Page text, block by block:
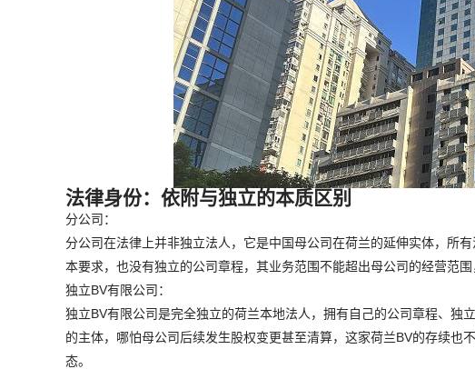
法律身份：依附与独立的本质区别
分公司：
分公司在法律上并非独立法人，它是中国母公司在荷兰的延伸实体，所
本要求，也没有独立的公司章程，其业务范围不能超出母公司的经营范
独立BV有限公司：
独立BV有限公司是完全独立的荷兰本地法人，拥有自己的公司章程、独
的主体，哪怕母公司后续发生股权变更甚至清算，这家荷兰BV的存续
态。